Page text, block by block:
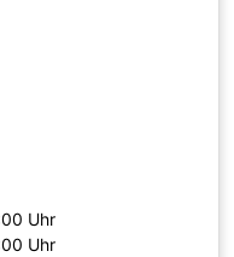
Uhr
Uhr